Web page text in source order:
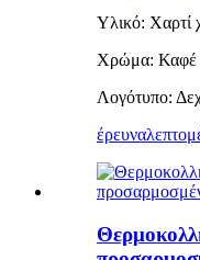
Υλικό: Χαρτί
Χρώμα: Καφέ
Λογότυπο:
έρευνα